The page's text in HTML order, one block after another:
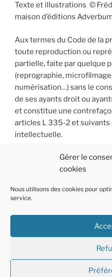
Gérer le
cookies
Nous utilisons des cookies pour
service.
Texte et illustrations ©
maison d’éditions
Aux termes du Code de la
toute reproduction ou
partielle, faite par quelque
(reprographie,
numérisation…) sans le
de ses ayants droit ou
et constitue une
articles L 335-2 et suivants
intellectuelle.
PolitiqueE-
Linkedin
Fièrement propulsé par